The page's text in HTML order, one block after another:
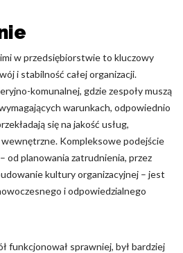
w przedsiębiorstwie to kluczowy
i stabilność całej organizacji.
komunalnej, gdzie zespoły muszą
warunkach, odpowiednio
się na jakość usług,
Kompleksowe podejście
od planowania zatrudnienia, przez
kultury organizacyjnej – jest
i odpowiedzialnego
funkcjonował sprawniej, był bardziej